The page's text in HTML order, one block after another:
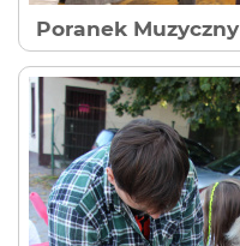
Poranek Muzyczny